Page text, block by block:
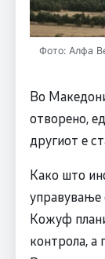
Фото: Алфа
Во
отворено,
другиот е
Како што
управување
Кожуф
контрола, а